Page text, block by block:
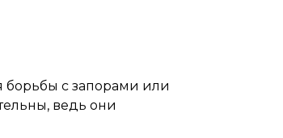
борьбы с запорами или
ведь они